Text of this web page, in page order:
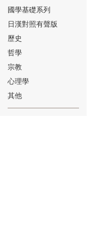
⑱
國學基礎系列
日漢對照有聲版
歷史
哲學
宗教
心理學
其他